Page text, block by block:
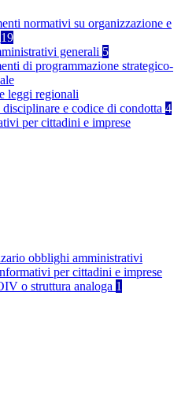
normativi su organizzazione e
19
generali 5
di programmazione strategico-
leggi regionali
e codice di condotta 4
per cittadini e imprese
obblighi amministrativi
per cittadini e imprese
o struttura analoga 1